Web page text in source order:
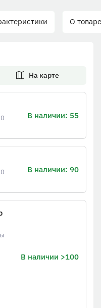
О товаре
На карте
В наличии: 55
В наличии: 90
В наличии >100